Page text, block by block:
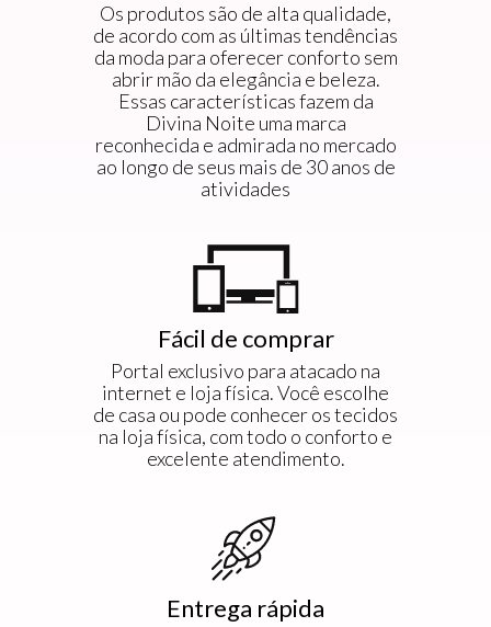
Os produtos são de alta qualidade,
de acordo com as últimas tendências
da moda para oferecer conforto sem
abrir mão da elegância e beleza.
Essas características fazem da
Divina Noite uma marca
reconhecida e admirada no mercado
ao longo de seus mais de 30 anos de
atividades
Fácil de comprar
Portal exclusivo para atacado na
internet e loja física. Você escolhe
de casa ou pode conhecer os tecidos
na loja física, com todo o conforto e
excelente atendimento.
Entrega rápida